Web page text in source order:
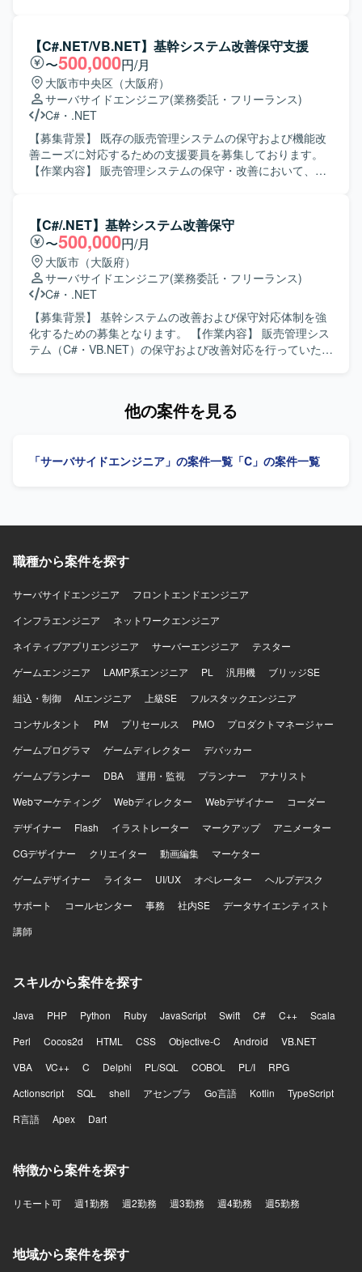
す。インフラ面ではAWSサービスを用いた基盤構築を行
い、WindowsServer環境やネットワーク、セキュリティに
関する知識も活かしていただける環境です。
す。 【開発環境】 C#（.NET）、VB.NETなどのオープン系
言語を用いた販売管理システムの開発・保守環境となりま
す。
魅力】 販売管理パッケージの開発に上流から携わることが
でき、継続的な参画の可能性もございます。 【開発環境】
C#(WEB)、SQLServerを利用した環境での開発となりま
す。
【C#.NET/VB.NET】基幹システム改善保守支援
〜500,000円/月
大阪市中央区（大阪府）
サーバサイドエンジニア(業務委託・フリーランス)
C# ・ .NET
【募集背景】 既存の販売管理システムの保守および機能改
善ニーズに対応するための支援要員を募集しております。
【作業内容】 販売管理システムの保守・改善において、要
規機能追加などを行っていただきます。 【求める人物像】
主体的に業務を推進し、前向きかつ柔軟に対応できる方を
求めております。 【ポジションの魅力】 上流工程からリリ
ースまで一連の工程に携わることができ、基幹系システム
の保守・改善を通じて業務知識と開発スキルの双方を高め
ていただけます。 【開発環境】 C#.NET、VB.NETを用いた
販売管理システムの開発・保守環境となります。
【C#/.NET】基幹システム改善保守
〜500,000円/月
大阪市（大阪府）
サーバサイドエンジニア(業務委託・フリーランス)
C# ・ .NET
【募集背景】 基幹システムの改善および保守対応体制を強
化するための募集となります。 【作業内容】 販売管理シス
テム（C#・VB.NET）の保守および改善対応を行っていただ
軟な思考を持ち、状況に応じて自ら考えて動ける方です。
ことができます。上流からリリースまで一貫して関われる
他の案件を見る
「サーバサイドエンジニア」の案件一覧 「C」の案件一覧
職種から案件を探す
サーバサイドエンジニア
フロントエンドエンジニア
インフラエンジニア
ネットワークエンジニア
ネイティブアプリエンジニア
サーバーエンジニア
テスター
ゲームエンジニア
LAMP系エンジニア PL 汎用機
ブリッジSE
組込・制御
AIエンジニア 上級SE
フルスタックエンジニア
コンサルタント
PM プリセールス PMO
プロダクトマネージャー
ゲームプログラマ
ゲームディレクター
デバッカー
ゲームプランナー
DBA 運用・監視 プランナー
アナリスト
Webマーケティング
Webディレクター Webデザイナー
コーダー
デザイナー
Flash イラストレーター マークアップ
アニメーター
CGデザイナー
クリエイター 動画編集
マーケター
ゲームデザイナー
ライター UI/UX オペレーター
ヘルプデスク
サポート
コールセンター 事務 社内SE
データサイエンティスト
講師
スキルから案件を探す
Java PHP Python Ruby JavaScript Swift C# C++
Scala
Perl
Cocos2d HTML CSS Objective-C Android
VB.NET
VBA
VC++ C Delphi PL/SQL COBOL PL/I
RPG
Actionscript
SQL shell アセンブラ Go言語 Kotlin
TypeScript
R言語
Apex Dart
特徴から案件を探す
リモート可 週1勤務 週2勤務 週3勤務 週4勤務 週5勤務
地域から案件を探す